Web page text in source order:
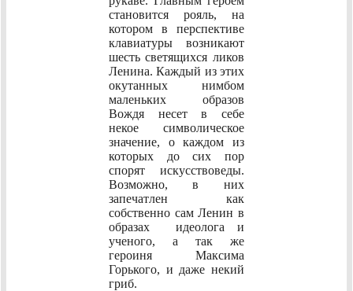
становится рояль, на
котором в перспективе
клавиатуры возникают
шесть светящихся ликов
Ленина. Каждый из этих
окутанных нимбом
маленьких образов
Вождя несет в себе
некое символическое
значение, о каждом из
которых до сих пор
спорят искусствоведы.
Возможно, в них
запечатлен как
собственно сам Ленин в
образах идеолога и
ученого, а так же
героиня Максима
Горького, и даже некий
гриб.